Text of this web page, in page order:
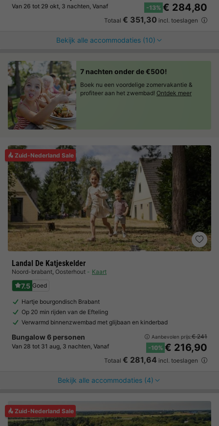
Van 26 tot 29 okt, 3 nachten, Vanaf
-13% € 284,80
Totaal € 351,30 incl. toeslagen
Bekijk alle accommodaties (10)
Zuid-Nederland Sale
Landal De Katjeskelder
Noord-brabant, Oosterhout Kaart
7.5 Goed
Hartje bourgondisch Brabant
Op 20 min rijden van de Efteling
Verwarmd binnenzwembad met glijbaan en kinderbad
Bungalow 6 personen
Van 28 tot 31 aug, 3 nachten, Vanaf
Aanbevolen prijs:€ 241
-10% € 216,90
Totaal € 281,64 incl. toeslagen
Bekijk alle accommodaties (4)
Zuid-Nederland Sale
7 nachten onder de €500!
Boek nu een voordelige zomervakantie &
profiteer aan het zwembad! Ontdek meer